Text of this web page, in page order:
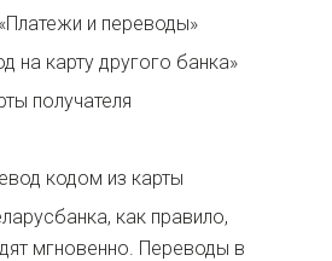
и переводы»
на карту другого банка»
получателя
кодом из карты
как правило,
мгновенно. Переводы в